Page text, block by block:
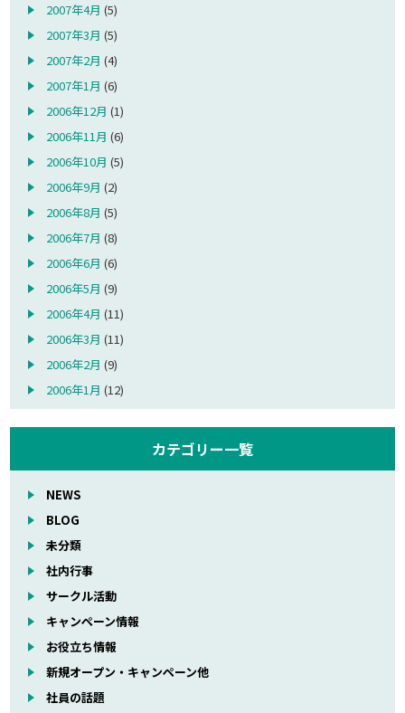
2007年4月 (5)
2007年3月 (5)
2007年2月 (4)
2007年1月 (6)
2006年12月 (1)
2006年11月 (6)
2006年10月 (5)
2006年9月 (2)
2006年8月 (5)
2006年7月 (8)
2006年6月 (6)
2006年5月 (9)
2006年4月 (11)
2006年3月 (11)
2006年2月 (9)
2006年1月 (12)
カテゴリー一覧
NEWS
BLOG
未分類
社内行事
サークル活動
キャンペーン情報
お役立ち情報
新規オープン・キャンペーン他
社員の話題